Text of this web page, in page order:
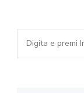
Cerchi
qualcosa?